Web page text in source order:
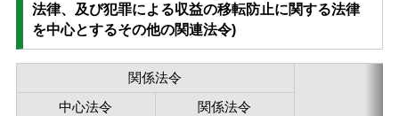
法律、及び犯罪による収益の移転防止に関する法律
を中心とするその他の関連法令)
関係法令
中心法令
関係法令